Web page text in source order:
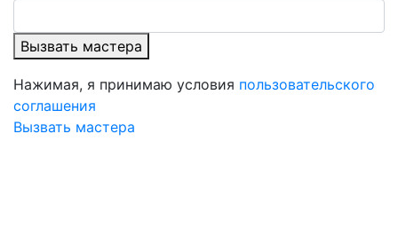
Вызвать мастера
Нажимая, я принимаю условия пользовательского
соглашения
Вызвать мастера